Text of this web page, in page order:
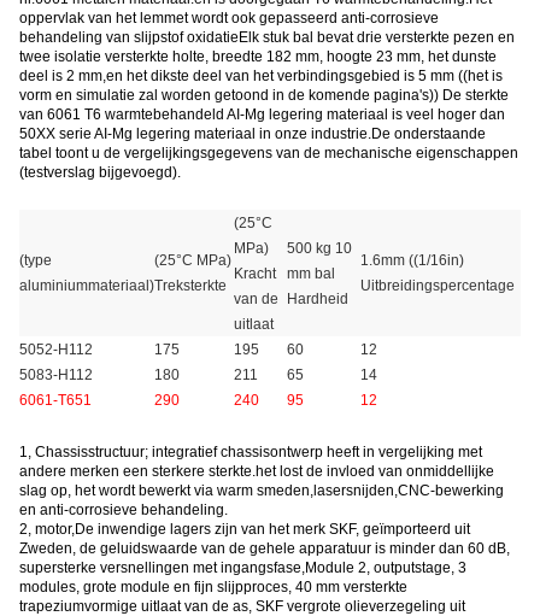
oppervlak van het lemmet wordt ook gepasseerd anti-corrosieve
behandeling van slijpstof oxidatieElk stuk bal bevat drie versterkte pezen en
twee isolatie versterkte holte, breedte 182 mm, hoogte 23 mm, het dunste
deel is 2 mm,en het dikste deel van het verbindingsgebied is 5 mm ((het is
vorm en simulatie zal worden getoond in de komende pagina's)) De sterkte
van 6061 T6 warmtebehandeld AI-Mg legering materiaal is veel hoger dan
50XX serie AI-Mg legering materiaal in onze industrie.De onderstaande
tabel toont u de vergelijkingsgegevens van de mechanische eigenschappen
(testverslag bijgevoegd).
(type
aluminiummateriaal)
(25°C MPa)
Treksterkte
(25°C
MPa)
Kracht
van de
uitlaat
500 kg 10
mm bal
Hardheid
1.6mm ((1/16in)
Uitbreidingspercentage
5052-H112 175 195 60
12
5083-H112
180 211 65
14
6061-T651
290 240 95 12
1, Chassisstructuur; integratief chassisontwerp heeft in vergelijking met
andere merken een sterkere sterkte.het lost de invloed van onmiddellijke
slag op, het wordt bewerkt via warm smeden,lasersnijden,CNC-bewerking
en anti-corrosieve behandeling.
2, motor,De inwendige lagers zijn van het merk SKF, geïmporteerd uit
Zweden, de geluidswaarde van de gehele apparatuur is minder dan 60 dB,
supersterke versnellingen met ingangsfase,Module 2, outputstage, 3
modules, grote module en fijn slijpproces, 40 mm versterkte
trapeziumvormige uitlaat van de as, SKF vergrote olieverzegeling uit